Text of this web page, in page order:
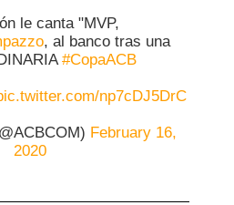
le canta "MVP,
, al banco tras una
#CopaACB
np7cDJ5DrC
February 16,
2020